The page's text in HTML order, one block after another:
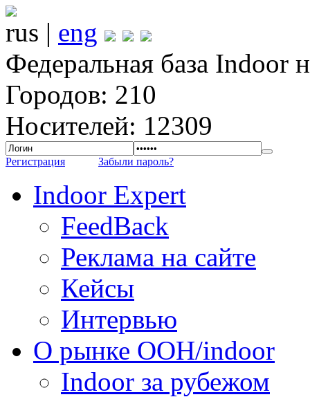
rus | eng
Федеральная база Indoor
Городов: 210
Носителей: 12309
Регистрация Забыли пароль?
Indoor Expert
FeedBack
Реклама на сайте
Кейсы
Интервью
О рынке OOH/indoor
Indoor за рубежом